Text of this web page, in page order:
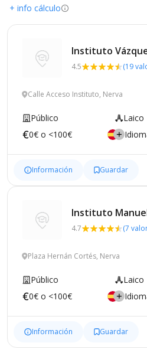
+ info cálculo
Instituto
4.5 (19
Calle Acceso Instituto, Nerva
Público Laico
0€ o <100€
Información Guardar
Instituto
4.7 (7
Plaza Hernán Cortés, Nerva
Público Laico
0€ o <100€
Información Guardar